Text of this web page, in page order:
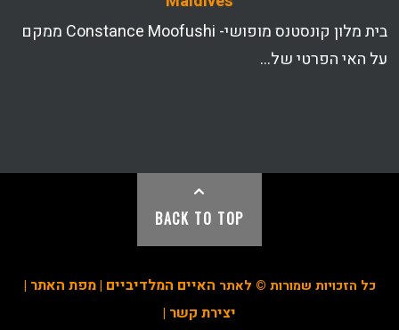
בית מלון קונסטנס מופושי- Constance Moofushi ממקם
על האי הפרטי של…
BACK TO TOP
כל הזכויות שמורות © לאתר האיים המלדיביים |מפת האתר |
יצירת קשר |